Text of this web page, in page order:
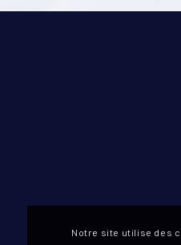
Notre site utilise des